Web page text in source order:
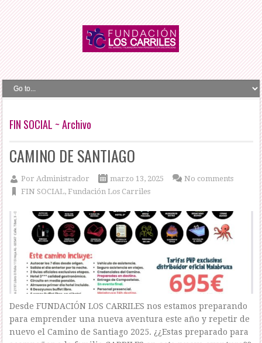
FIN SOCIAL ~ Archivo
CAMINO DE SANTIAGO
PorAdministrador
marzo 13, 2025
FIN SOCIAL,Fundación Los Carriles
No comments
Desde FUNDACIÓN LOS CARRILES nos estamos preparando
para emprender una nueva aventura este año y repetir de
nuevo el Camino de Santiago 2025. ¿¿Estas preparado para